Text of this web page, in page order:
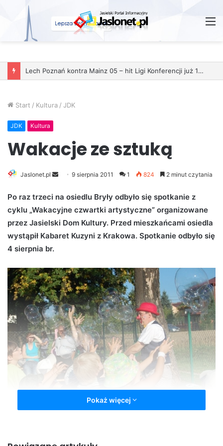
Start / Kultura / JDK
JDK Kultura
Wakacje ze sztuką
Jaslonet.pl
n
d
a
n
a
i
l
9 sierpnia 2011 1 824 2 minut czytania
Po raz trzeci na osiedlu Bryły odbyło się spotkanie z
cyklu „Wakacyjne czwartki artystyczne” organizowane
przez Jasielski Dom Kultury. Przed mieszkańcami osiedla
wystąpił Kabaret Kuzyni z Krakowa. Spotkanie odbyło się
4 sierpnia br.
Pokaż więcej